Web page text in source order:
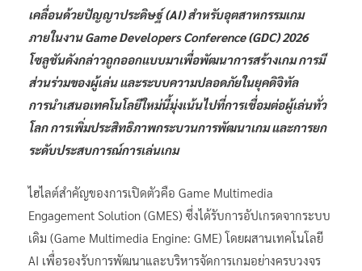
เคลื่อนด้วยปัญญาประดิษฐ์ (AI) สำหรับอุตสาหกรรมเกม
ภายในงาน Game Developers Conference (GDC) 2026
โซลูชันดังกล่าวถูกออกแบบมาเพื่อพัฒนาการสร้างเกม การมี
ส่วนร่วมของผู้เล่น และระบบความปลอดภัยในยุคดิจิทัล
การนำเสนอเทคโนโลยีใหม่นี้มุ่งเน้นไปที่การเชื่อมต่อผู้เล่นทั่ว
โลก การเพิ่มประสิทธิภาพกระบวนการพัฒนาเกม และการยก
ระดับประสบการณ์การเล่นเกม
ไฮไลต์สำคัญของการเปิดตัวคือ Game Multimedia
Engagement Solution (GMES) ซึ่งได้รับการอัปเกรดจากระบบ
เดิม (Game Multimedia Engine: GME) โดยผสานเทคโนโลยี
AI เพื่อรองรับการพัฒนาและบริหารจัดการเกมอย่างครบวงจร